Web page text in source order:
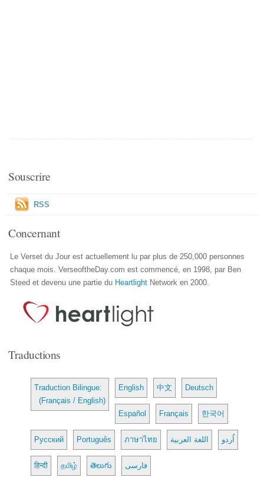
Souscrire
RSS
Concernant
Le Verset du Jour est actuellement lu par plus de 250,000 personnes
chaque mois. VerseoftheDay.com est commencé, en 1998, par Ben
Steed et devenu une partie du Heartlight Network en 2000.
Traductions
Traduction Bilingue:
(Français / English)
English 中文 Deutsch
Español Français 한국어
Русский Português ภาษาไทย اللغة العربية اُردو
हिन्दी தமிழ் తెలుగు فارسی